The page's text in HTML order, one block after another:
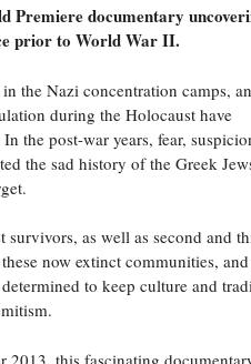
Premiere documentary
prior to World War II.
the Nazi concentration camps,
during the Holocaust have
the post-war years, fear,
the sad history of the Greek
as well as second and
now extinct communities,
to keep culture and
2013, this fascinating